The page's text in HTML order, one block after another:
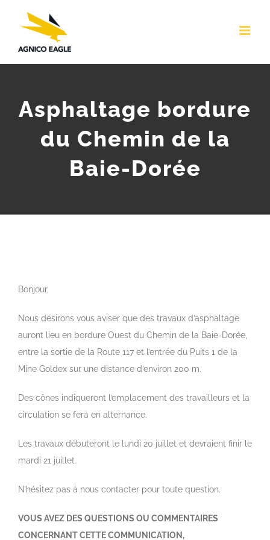
Asphaltage bordure
du Chemin de la
Baie-Dorée
Larger
Bonjour,
Nous désirons vous aviser que des travaux d’asphaltage
auront lieu en bordure Ouest du Chemin de la Baie-Dorée,
entre la sortie de la Route 117 et l’entrée du Puits 1 de la
Mine Goldex sur une distance d’environ 200 m.
Des cônes indiqueront l’emplacement des travailleurs et la
circulation se fera en alternance.
Les travaux débuteront le lundi 20 juillet et devraient finir le
mardi 21 juillet.
N’hésitez pas à nous contacter pour toute question.
VOUS AVEZ DES QUESTIONS OU COMMENTAIRES
CONCERNANT CETTE COMMUNICATION,